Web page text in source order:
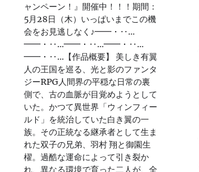
ャンペーン！』開催中！！！期間：
5月28日（木）いっぱいまでこの機
会をお見逃しなく♪━━・‥…
━━・‥…━━・‥…━━・‥…
━━・‥…【作品概要】 美しき有翼
人の王国を巡る、光と影のファンタ
ジーRPG人間界の平穏な日常の裏
側で、古の血脈が目覚めようとして
いた。かつて異世界「ウィンフィー
ルド」を統治していた白き翼の一
族。その正統なる継承者として生ま
れた双子の兄弟、羽村 翔と御園生
櫂。過酷な運命によって引き裂か
れ、異なる環境で育った二人が、全